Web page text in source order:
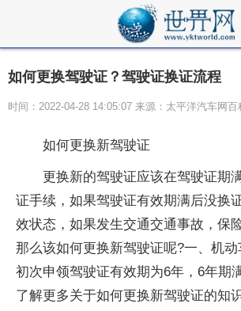
如何更换驾驶证？驾驶证换证流程
时间：2022-04-28 14:05:07 来源：太平洋汽车网百
如何更换新驾驶证
更换新的驾驶证应该在驾驶证期
证手续，如果驾驶证有效期满后没换
效状态，如果发生交通交通事故，保
那么该如何更换新驾驶证呢?一、机
初次申领驾驶证有效期为6年，6年期
了解更多关于如何更换新驾驶证的知